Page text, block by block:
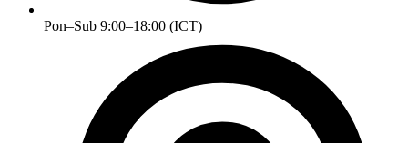
Pon–Sub 9:00–18:00 (ICT)